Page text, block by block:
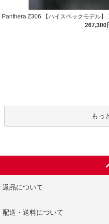
Panthera Z306 【ハイスペックモデル】
267,300
もっ
返品について
配送・送料について